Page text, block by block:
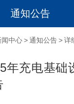
通知公告
闻中心 > 通知公告 > 详
年充电基础